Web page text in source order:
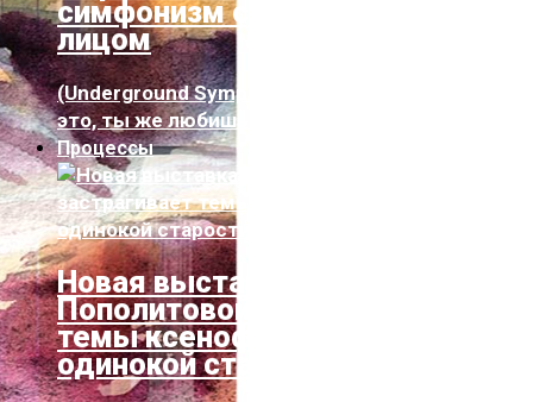
симфонизм с металлическим
лицом
(Underground Symphony, 2016) «Послушай вот
это, ты же любишь тяжелую музыку...
Процессы
Новая выставка Дарьи
Пополитовой застрагивает
темы ксенофобии, сексизма и
одинокой старости